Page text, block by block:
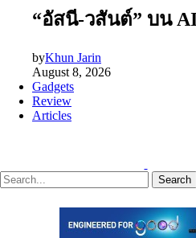
“อัสนี-วสันต์” บน
byKhun Jarin
August 8, 2026
Gadgets
Review
Articles
Search